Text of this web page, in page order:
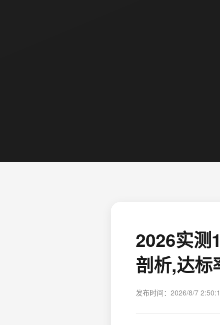
2026实测
剖析,达标
发布时间：2026/8/7